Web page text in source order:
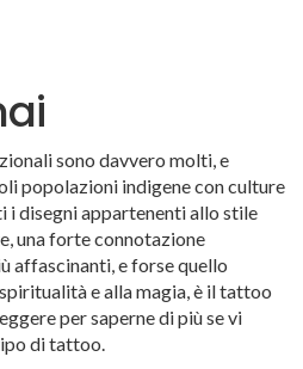
sono davvero molti, e
popolazioni indigene con culture
disegni appartenenti allo stile
una forte connotazione
affascinanti, e forse quello
e alla magia, è il tattoo
per saperne di più se vi
di tattoo.